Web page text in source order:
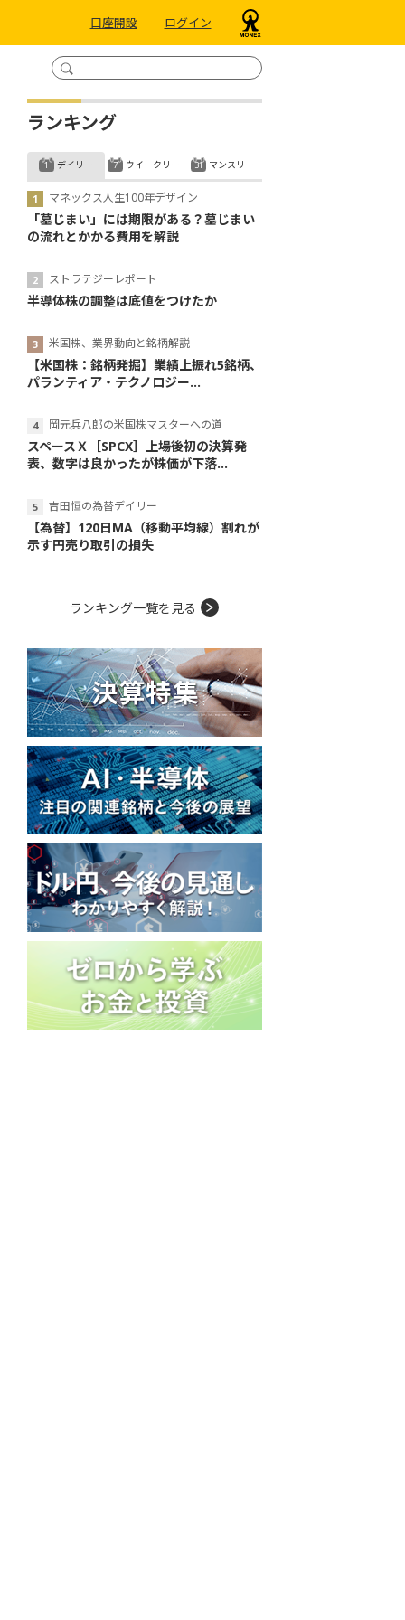
口座開設 ログイン
ランキング
デイリー
マネックス人生100年デザイン
「墓じまい」には期限がある？墓じまい
の流れとかかる費用を解説
ストラテジーレポート
半導体株の調整は底値をつけたか
米国株、業界動向と銘柄解説
【米国株：銘柄発掘】業績上振れ5銘柄、
パランティア・テクノロジー...
岡元兵八郎の米国株マスターへの道
スペースＸ［SPCX］上場後初の決算発
表、数字は良かったが株価が下落...
吉田恒の為替デイリー
【為替】120日MA（移動平均線）割れが
示す円売り取引の損失
ウイークリー マンスリー
ランキング一覧を見る